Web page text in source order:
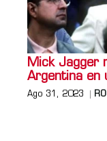
Mick Jagger
Argentina en
Ago 31, 2023